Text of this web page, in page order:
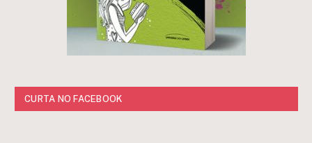
CURTA NO FACEBOOK